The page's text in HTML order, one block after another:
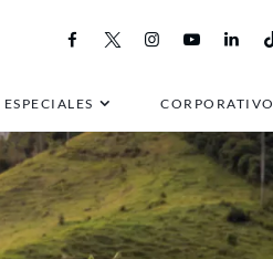
ESPECIALES CORPORATIVO